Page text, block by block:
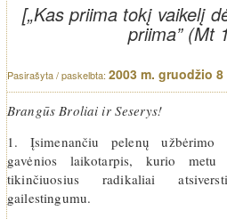
[„Kas priima tokį vaikelį
priima” (Mt
2003 m. gruodžio 8
Brangūs Broliai ir Seserys!
1. Įsimenančiu pelenų užbėrimo
gavėnios laikotarpis, kurio
tikinčiuosius radikaliai
gailestingumu.